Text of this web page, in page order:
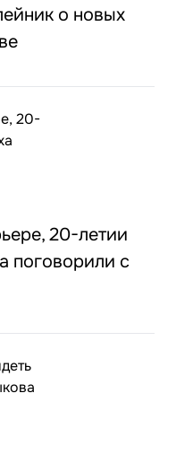
о новых
20-летии
поговорили с